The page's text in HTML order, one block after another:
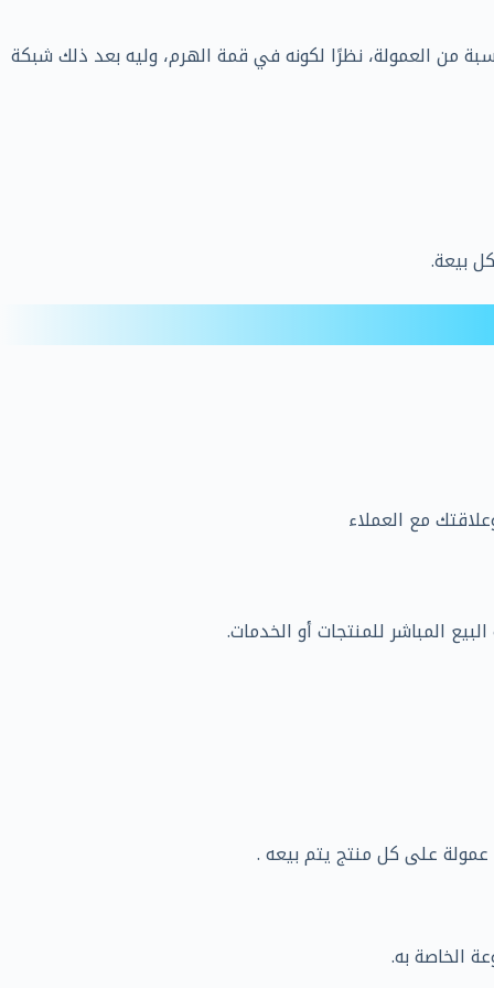
من العمولة، نظرًا لكونه في قمة الهرم، وليه بعد ذلك شبكة
بيعة.
مع العملاء
المباشر للمنتجات أو الخدمات.
عمولة على كل منتج يتم بيعه .
الخاصة به.